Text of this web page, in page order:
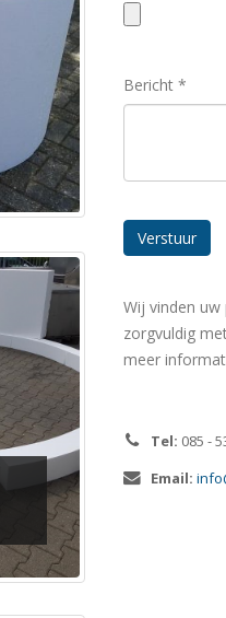
Bericht *
Wij vinden uw
zorgvuldig
meer
Tel: 085 -
Email: